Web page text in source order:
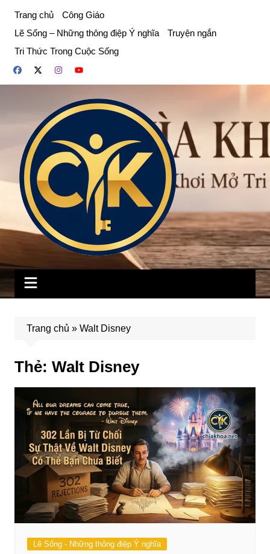
phần
dung
Trang chủ
Công Giáo
Lẽ Sống – Những thông điệp Ý nghĩa
Truyện ngắn
Tri Thức Trong Cuộc Sống
Trang chủ » Walt Disney
Thẻ: Walt Disney
Lẽ Sống - Những thông điệp Ý nghĩa